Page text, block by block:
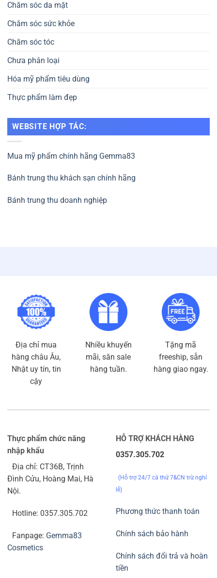
Chăm sóc da mặt
Chăm sóc sức khỏe
Chăm sóc tóc
Chưa phân loại
Hóa mỹ phẩm tiêu dùng
Thực phẩm làm đẹp
WEBSITE HỢP TÁC:
Mua mỹ phẩm chính hãng Gemma83
Bánh trung thu khách sạn chính hãng
Bánh trung thu doanh nghiệp
Địa chỉ mua
hàng châu Âu,
Nhật uy tín, tin
cậy
Nhiều khuyến
mãi, săn sale
hàng tuần.
Tặng mã
freeship, sẵn
hàng giao ngay.
Thực phẩm chức năng
nhập khẩu
Địa chỉ: CT36B, Trịnh
Đình Cửu, Hoàng Mai, Hà
Nội.
Hotline: 0357.305.702
Fanpage: Gemma83
Cosmetics
HỖ TRỢ KHÁCH HÀNG
0357.305.702
(Hỗ trợ 24/7 cả thứ 7&CN trừ nghỉ
lễ)
Phương thức thanh toán
Chính sách bảo hành
Chính sách đổi trả và hoàn
tiền